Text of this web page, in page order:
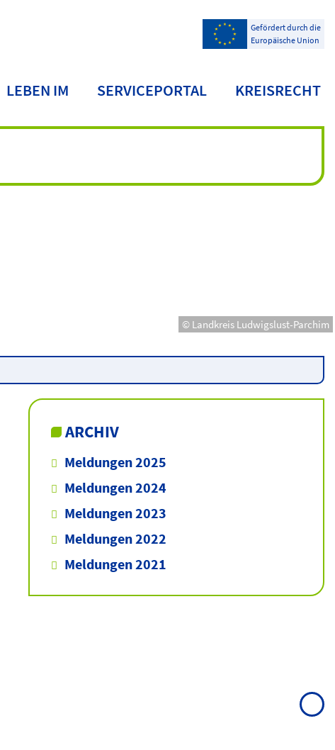
Gefördert durch die
Europäische Union
LEBEN IM SERVICEPORTAL KREISRECHT
© Landkreis Ludwigslust-Parchim
ARCHIV
Meldungen 2025
Meldungen 2024
Meldungen 2023
Meldungen 2022
Meldungen 2021